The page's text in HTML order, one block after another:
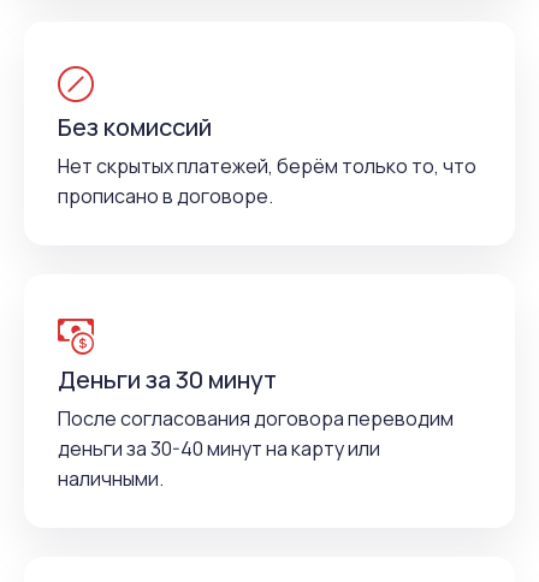
Без комиссий
Нет скрытых платежей, берём только то, что
прописано в договоре.
Деньги за 30 минут
После согласования договора переводим
деньги за 30-40 минут на карту или
наличными.